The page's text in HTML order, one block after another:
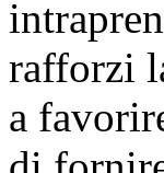
rafforzi
a